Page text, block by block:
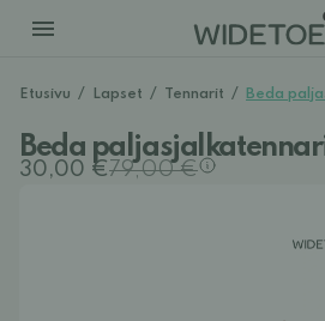
Etusivu / Lapset / Tennarit / Beda
Beda
30,00 €79,00 €